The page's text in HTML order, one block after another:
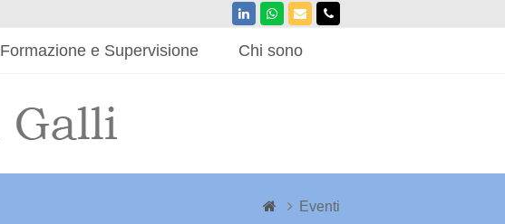
LinkedInWhatsapp
EmailPhone
Formazione e Supervisione Chi sono
Eventi